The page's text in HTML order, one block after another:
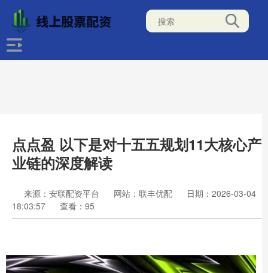
点点盈 以下是对十五五规划11大核心产
业链的深度解读
来源：安联配资平台 网站：联丰优配
日期：2026-03-04
18:03:57
查看：95